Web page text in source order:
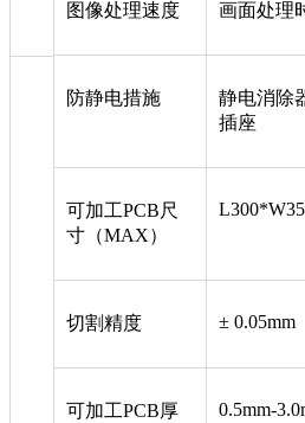
图像处理速度 画面处理
防静电措施
静电消除
插座
可加工PCB尺
寸（MAX）
切割精度 ± 0.05mm
可加工PCB厚
0.5mm-